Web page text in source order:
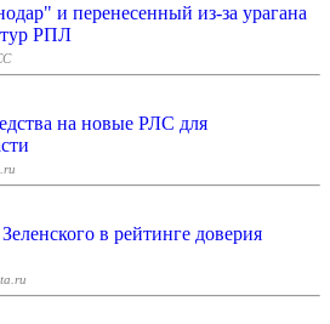
и перенесенный из-за урагана
тур РПЛ
на новые РЛС для
в рейтинге доверия